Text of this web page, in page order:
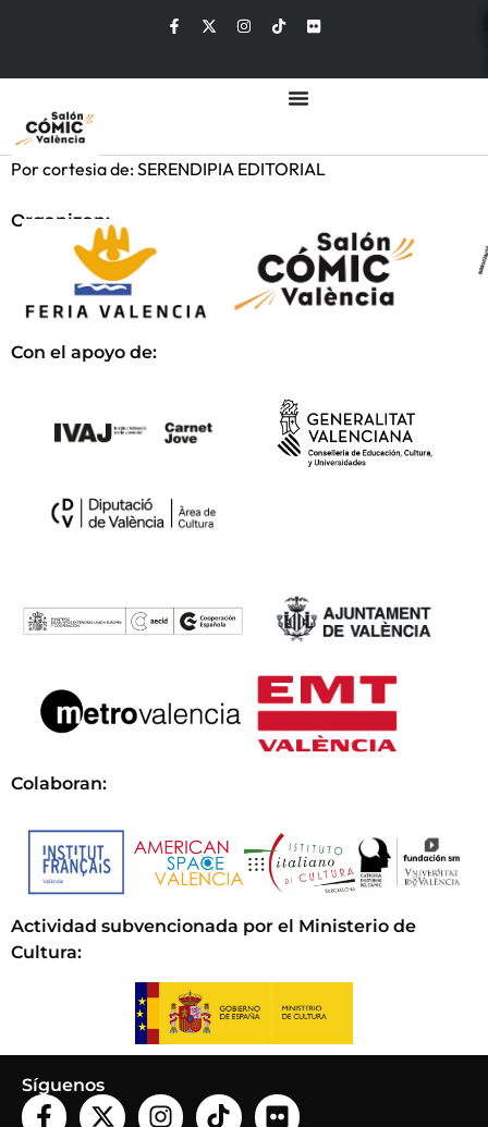
Por cortesia de: SERENDIPIA EDITORIAL
Organizan:
Con el apoyo de:
Colaboran:
Actividad subvencionada por el Ministerio de
Cultura:
Síguenos